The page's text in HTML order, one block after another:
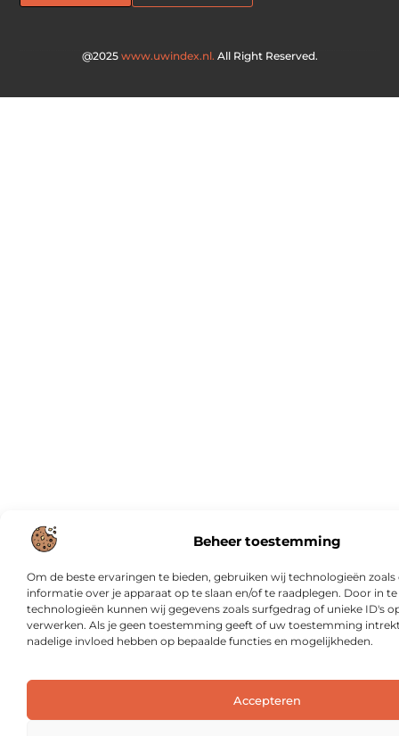
Beheer toestemming
Om de beste ervaringen te bieden, gebruiken wij technologieën
informatie over je apparaat op te slaan en/of te raadplegen. Door in
technologieën kunnen wij gegevens zoals surfgedrag of unieke ID's
verwerken. Als je geen toestemming geeft of uw toestemming
nadelige invloed hebben op bepaalde functies en mogelijkheden.
Accepteren
@2025 www.uwindex.nl. All Right Reserved.